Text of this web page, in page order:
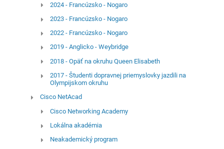
2024 - Francúzsko - Nogaro
2023 - Francúzsko - Nogaro
2022 - Francúzsko - Nogaro
2019 - Anglicko - Weybridge
2018 - Opäť na okruhu Queen Elisabeth
2017 - Študenti dopravnej priemyslovky jazdili na
Olympijskom okruhu
Cisco NetAcad
Cisco Networking Academy
Lokálna akadémia
Neakademický program